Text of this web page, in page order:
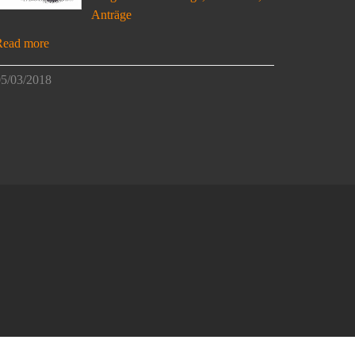
Anträge
more
03/2018